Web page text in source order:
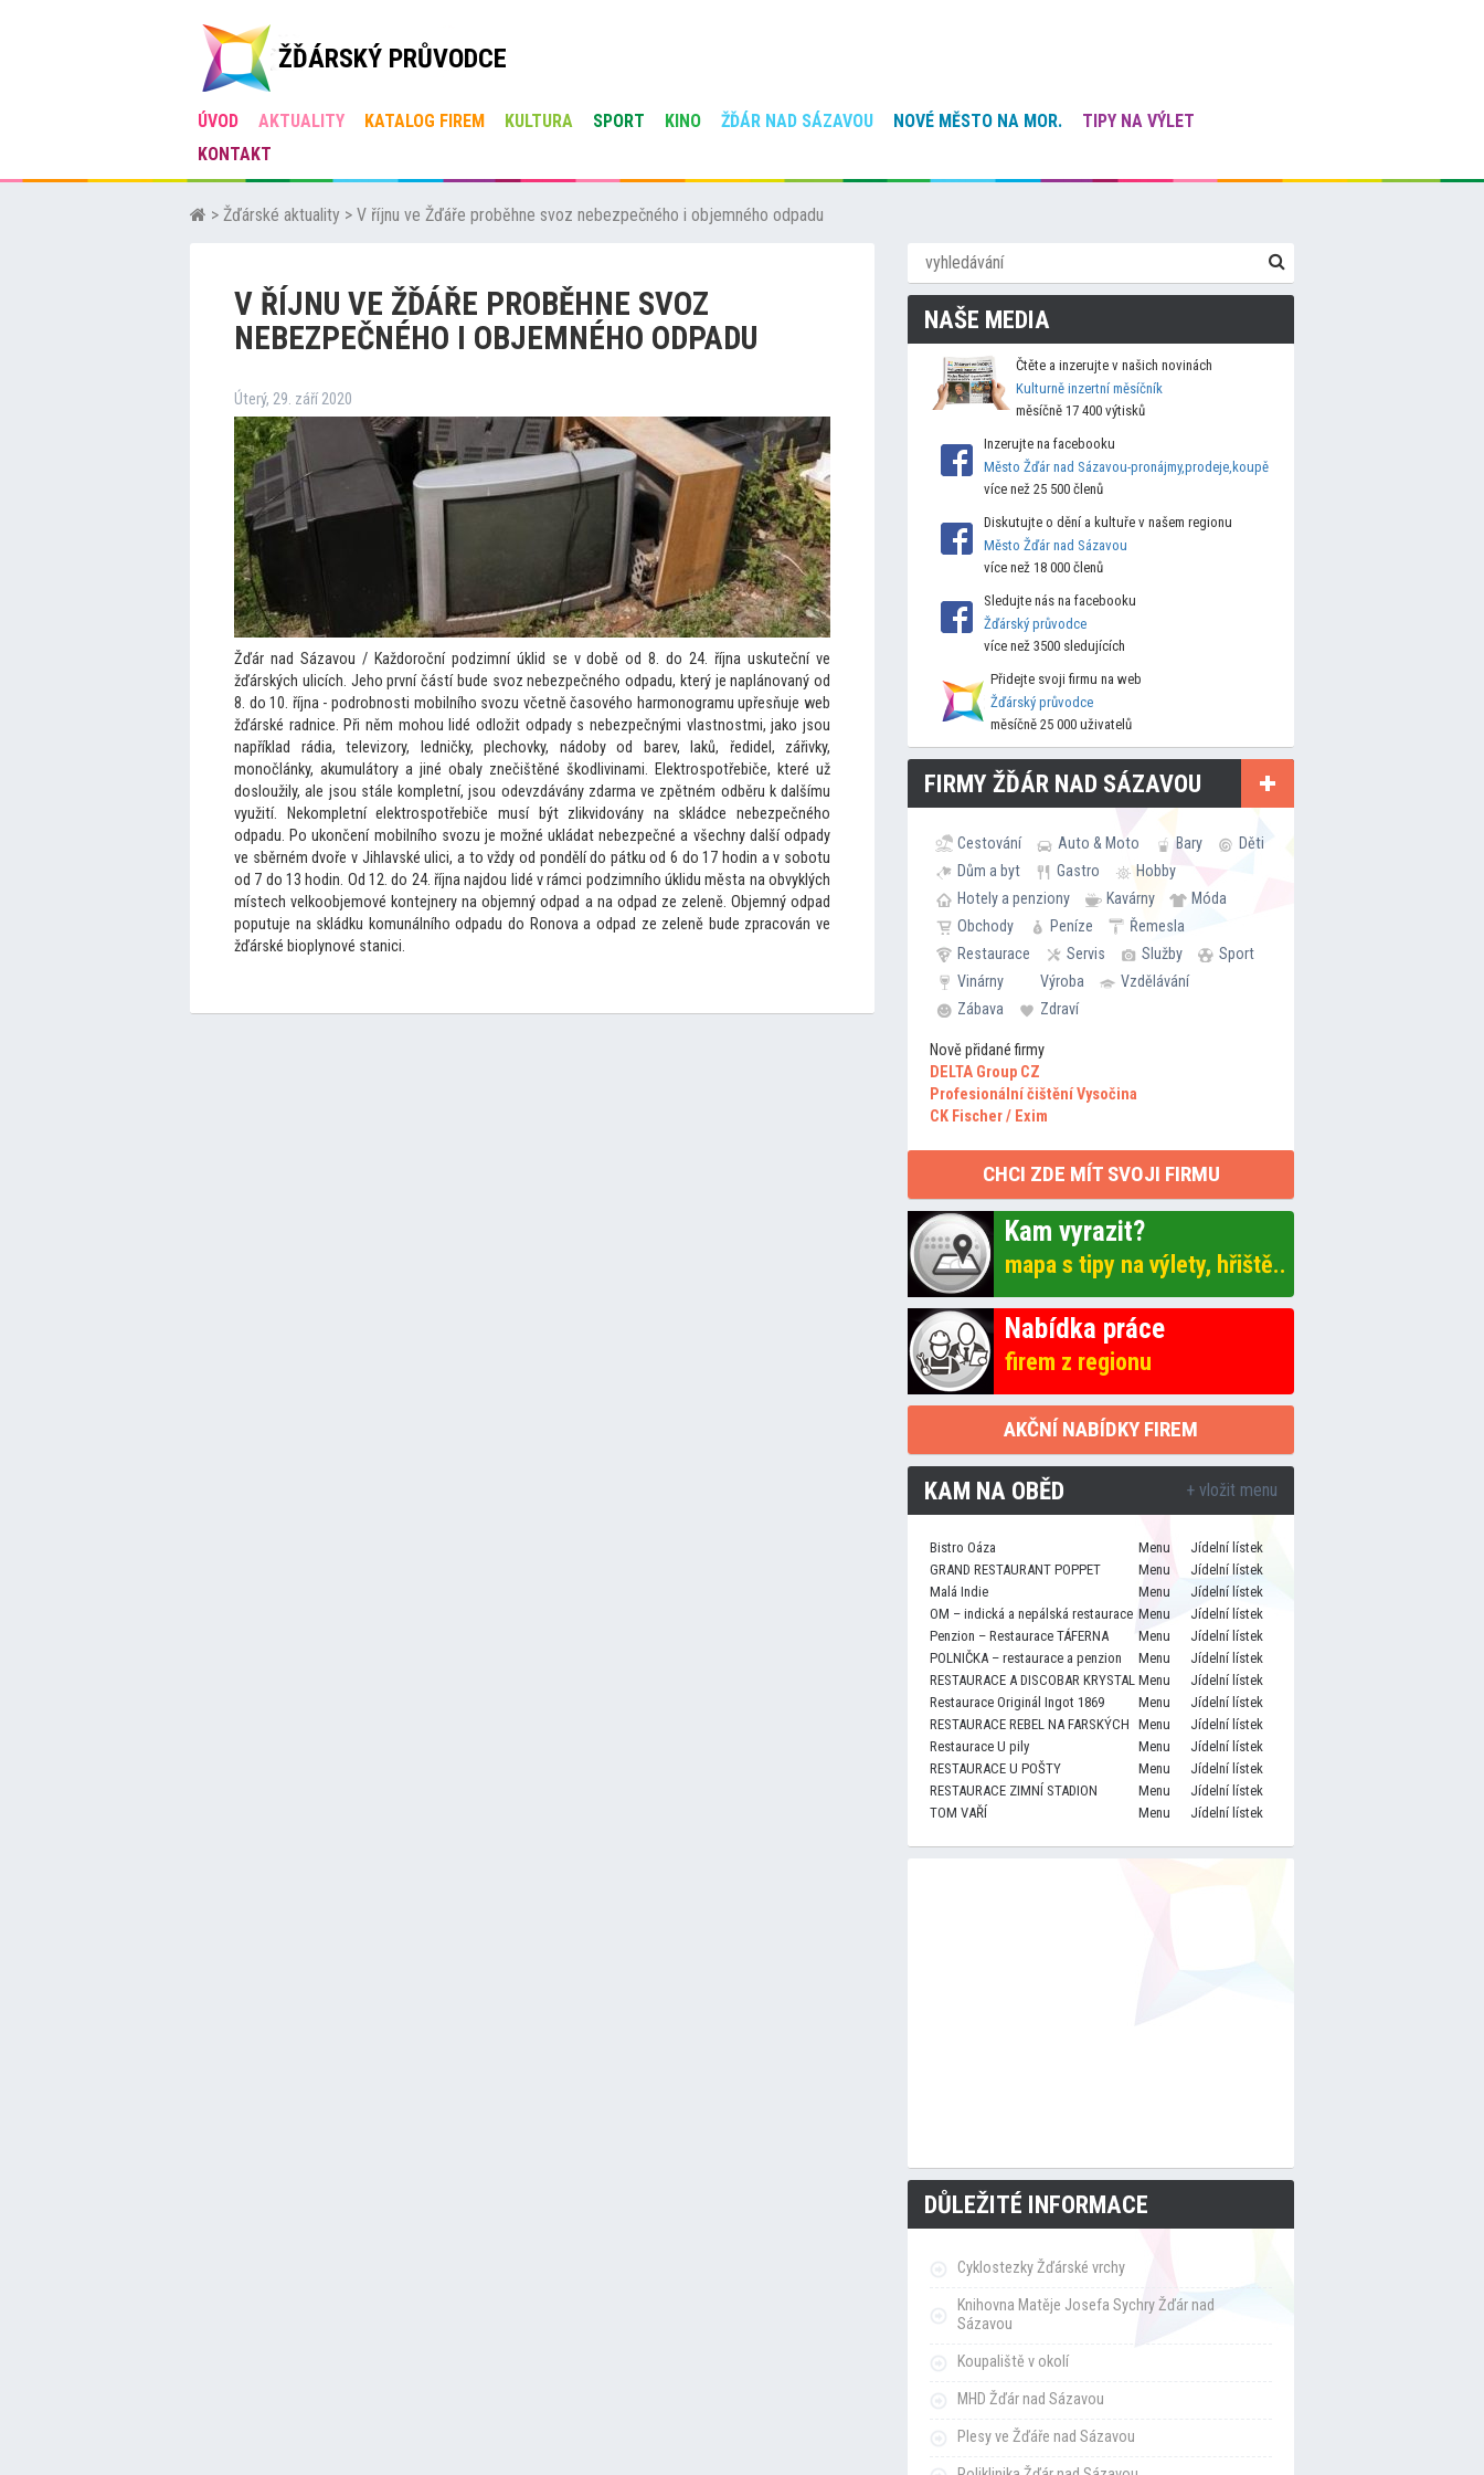
ŽĎÁRSKÝ PRŮVODCE
ÚVOD AKTUALITY KATALOG FIREM KULTURA SPORT KINO ŽĎÁR NAD SÁZAVOU NOVÉ MĚSTO NA MOR.
TIPY NA VÝLET
KONTAKT
> Žďárské aktuality > V říjnu ve Žďáře proběhne svoz nebezpečného i objemného odpadu
V ŘÍJNU VE ŽĎÁŘE PROBĚHNE SVOZ
NEBEZPEČNÉHO I OBJEMNÉHO ODPADU
Úterý, 29. září 2020
Žďár nad Sázavou / Každoroční podzimní úklid se v době od 8. do 24. října uskuteční ve
žďárských ulicích. Jeho první částí bude svoz nebezpečného odpadu, který je naplánovaný od
8. do 10. října - podrobnosti mobilního svozu včetně časového harmonogramu upřesňuje web
žďárské radnice. Při něm mohou lidé odložit odpady s nebezpečnými vlastnostmi, jako jsou
například rádia, televizory, ledničky, plechovky, nádoby od barev, laků, ředidel, zářivky,
monočlánky, akumulátory a jiné obaly znečištěné škodlivinami. Elektrospotřebiče, které už
dosloužily, ale jsou stále kompletní, jsou odevzdávány zdarma ve zpětném odběru k dalšímu
využití. Nekompletní elektrospotřebiče musí být zlikvidovány na skládce nebezpečného
odpadu. Po ukončení mobilního svozu je možné ukládat nebezpečné a všechny další odpady
ve sběrném dvoře v Jihlavské ulici, a to vždy od pondělí do pátku od 6 do 17 hodin a v sobotu
od 7 do 13 hodin. Od 12. do 24. října najdou lidé v rámci podzimního úklidu města na obvyklých
místech velkoobjemové kontejnery na objemný odpad a na odpad ze zeleně. Objemný odpad
poputuje na skládku komunálního odpadu do Ronova a odpad ze zeleně bude zpracován ve
žďárské bioplynové stanici.
NAŠE MEDIA
Čtěte a inzerujte v našich novinách
Kulturně inzertní měsíčník
měsíčně 17 400 výtisků
Inzerujte na facebooku
Město Žďár nad Sázavou-pronájmy,prodeje,koupě
více než 25 500 členů
Diskutujte o dění a kultuře v našem regionu
Město Žďár nad Sázavou
více než 18 000 členů
Sledujte nás na facebooku
Žďárský průvodce
více než 3500 sledujících
Přidejte svoji firmu na web
Žďárský průvodce
měsíčně 25 000 uživatelů
FIRMY ŽĎÁR NAD SÁZAVOU
Cestování Auto & Moto Bary
Děti
Dům a byt
Gastro
Hobby
Hotely a penziony
Kavárny
Móda
Obchody
Peníze
Řemesla
Restaurace
Servis Služby
Sport
Vinárny
Výroba
Vzdělávání
Zábava
Zdraví
Nově přidané firmy
DELTA Group CZ
Profesionální čištění Vysočina
CK Fischer / Exim
CHCI ZDE MÍT SVOJI FIRMU
Kam vyrazit?
mapa s tipy na výlety, hřiště..
Nabídka práce
firem z regionu
AKČNÍ NABÍDKY FIREM
KAM NA OBĚD + vložit menu
Bistro Oáza Menu
Jídelní lístek
GRAND RESTAURANT POPPET
Menu
Jídelní lístek
Malá Indie
Menu
Jídelní lístek
OM – indická a nepálská restaurace Menu
Jídelní lístek
Penzion – Restaurace TÁFERNA
Menu
Jídelní lístek
POLNIČKA – restaurace a penzion
Menu
Jídelní lístek
RESTAURACE A DISCOBAR KRYSTAL Menu
Jídelní lístek
Restaurace Originál Ingot 1869
Menu
Jídelní lístek
RESTAURACE REBEL NA FARSKÝCH Menu
Jídelní lístek
Restaurace U pily
Menu
Jídelní lístek
RESTAURACE U POŠTY
Menu
Jídelní lístek
RESTAURACE ZIMNÍ STADION
Menu
Jídelní lístek
TOM VAŘÍ
Menu Jídelní lístek
DŮLEŽITÉ INFORMACE
Cyklostezky Žďárské vrchy
Knihovna Matěje Josefa Sychry Žďár nad
Sázavou
Koupaliště v okolí
MHD Žďár nad Sázavou
Plesy ve Žďáře nad Sázavou